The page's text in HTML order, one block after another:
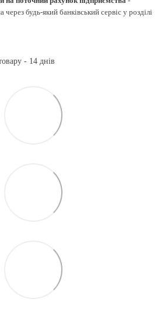
будь-який банківський сервіс у розділі
- 14 днів